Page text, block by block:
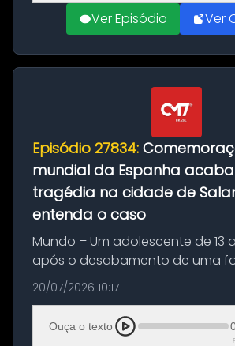
Ver Episódio Ver
Episódio 27834:
mundial da Espanha
tragédia na cidade de
entenda o caso
Mundo – Um adolescente de 13
após o desabamento de uma
as comemorações pelo título
Mundo conquistado pela
Ciudad Rodrigo, na província de
no...
20/07/2026 10:17
Ouça o texto